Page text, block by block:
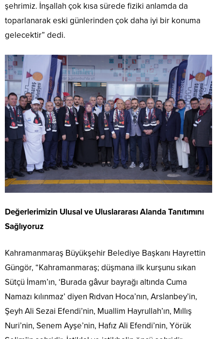
şehrimiz. İnşallah çok kısa sürede fiziki anlamda da
toparlanarak eski günlerinden çok daha iyi bir konuma
gelecektir” dedi.
Değerlerimizin Ulusal ve Uluslararası Alanda Tanıtımını
Sağlıyoruz
Kahramanmaraş Büyükşehir Belediye Başkanı Hayrettin
Güngör, “Kahramanmaraş; düşmana ilk kurşunu sıkan
Sütçü İmam’ın, ‘Burada gâvur bayrağı altında Cuma
Namazı kılınmaz’ diyen Rıdvan Hoca’nın, Arslanbey’in,
Şeyh Ali Sezai Efendi’nin, Muallim Hayrullah’ın, Mıllış
Nuri’nin, Senem Ayşe’nin, Hafız Ali Efendi’nin, Yörük